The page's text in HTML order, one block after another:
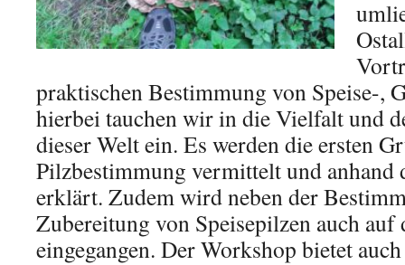
praktischen Bestimmung von Speise-,
hierbei tauchen wir in die Vielfalt und
dieser Welt ein. Es werden die ersten
Pilzbestimmung vermittelt und anhand
erklärt. Zudem wird neben der
Zubereitung von Speisepilzen auch
eingegangen. Der Workshop bietet